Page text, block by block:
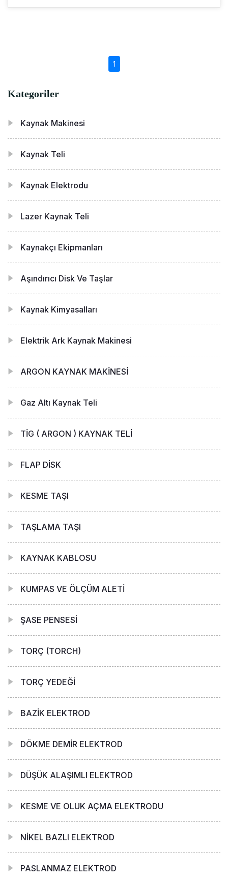
1(current)
Kategoriler
Kaynak Makinesi
Kaynak Teli
Kaynak Elektrodu
Lazer Kaynak Teli
Kaynakçı Ekipmanları
Aşındırıcı Disk Ve Taşlar
Kaynak Kimyasalları
Elektrik Ark Kaynak Makinesi
ARGON KAYNAK MAKİNESİ
Gaz Altı Kaynak Teli
TİG ( ARGON ) KAYNAK TELİ
FLAP DİSK
KESME TAŞI
TAŞLAMA TAŞI
KAYNAK KABLOSU
KUMPAS VE ÖLÇÜM ALETİ
ŞASE PENSESİ
TORÇ (TORCH)
TORÇ YEDEĞİ
BAZİK ELEKTROD
DÖKME DEMİR ELEKTROD
DÜŞÜK ALAŞIMLI ELEKTROD
KESME VE OLUK AÇMA ELEKTRODU
NİKEL BAZLI ELEKTROD
PASLANMAZ ELEKTROD